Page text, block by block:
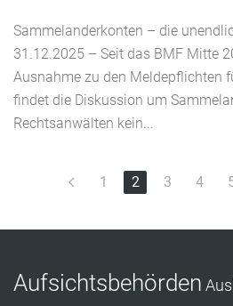
Sammelanderkonten – die
31.12.2025 – Seit das BMF Mitte
Ausnahme zu den Meldepflichten
findet die Diskussion um
Rechtsanwälten kein...
1 2 3 4
Aufsichtsbehörden